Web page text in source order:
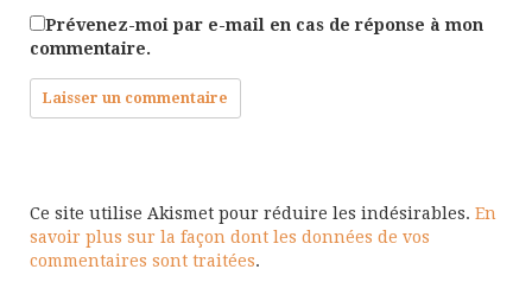
Prévenez-moi par e-mail en cas de réponse à mon
commentaire.
Ce site utilise Akismet pour réduire les indésirables. En
savoir plus sur la façon dont les données de vos
commentaires sont traitées.